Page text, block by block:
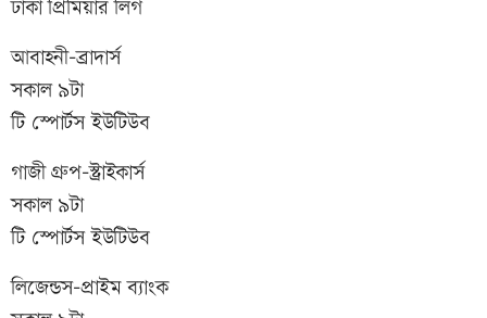
ঢাকা প্রিমিয়ার লিগ
আবাহনী-ব্রাদার্স
সকাল ৯টা
টি স্পোর্টস ইউটিউব
গাজী গ্রুপ-স্ট্রাইকার্স
সকাল ৯টা
টি স্পোর্টস ইউটিউব
লিজেন্ডস-প্রাইম ব্যাংক